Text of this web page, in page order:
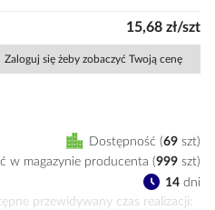
15,68 zł/szt
Zaloguj się żeby zobaczyć Twoją cenę
Dostępność 69 szt
przewidywany czas realizacji
14 dni
w magazynie producenta (999 szt)